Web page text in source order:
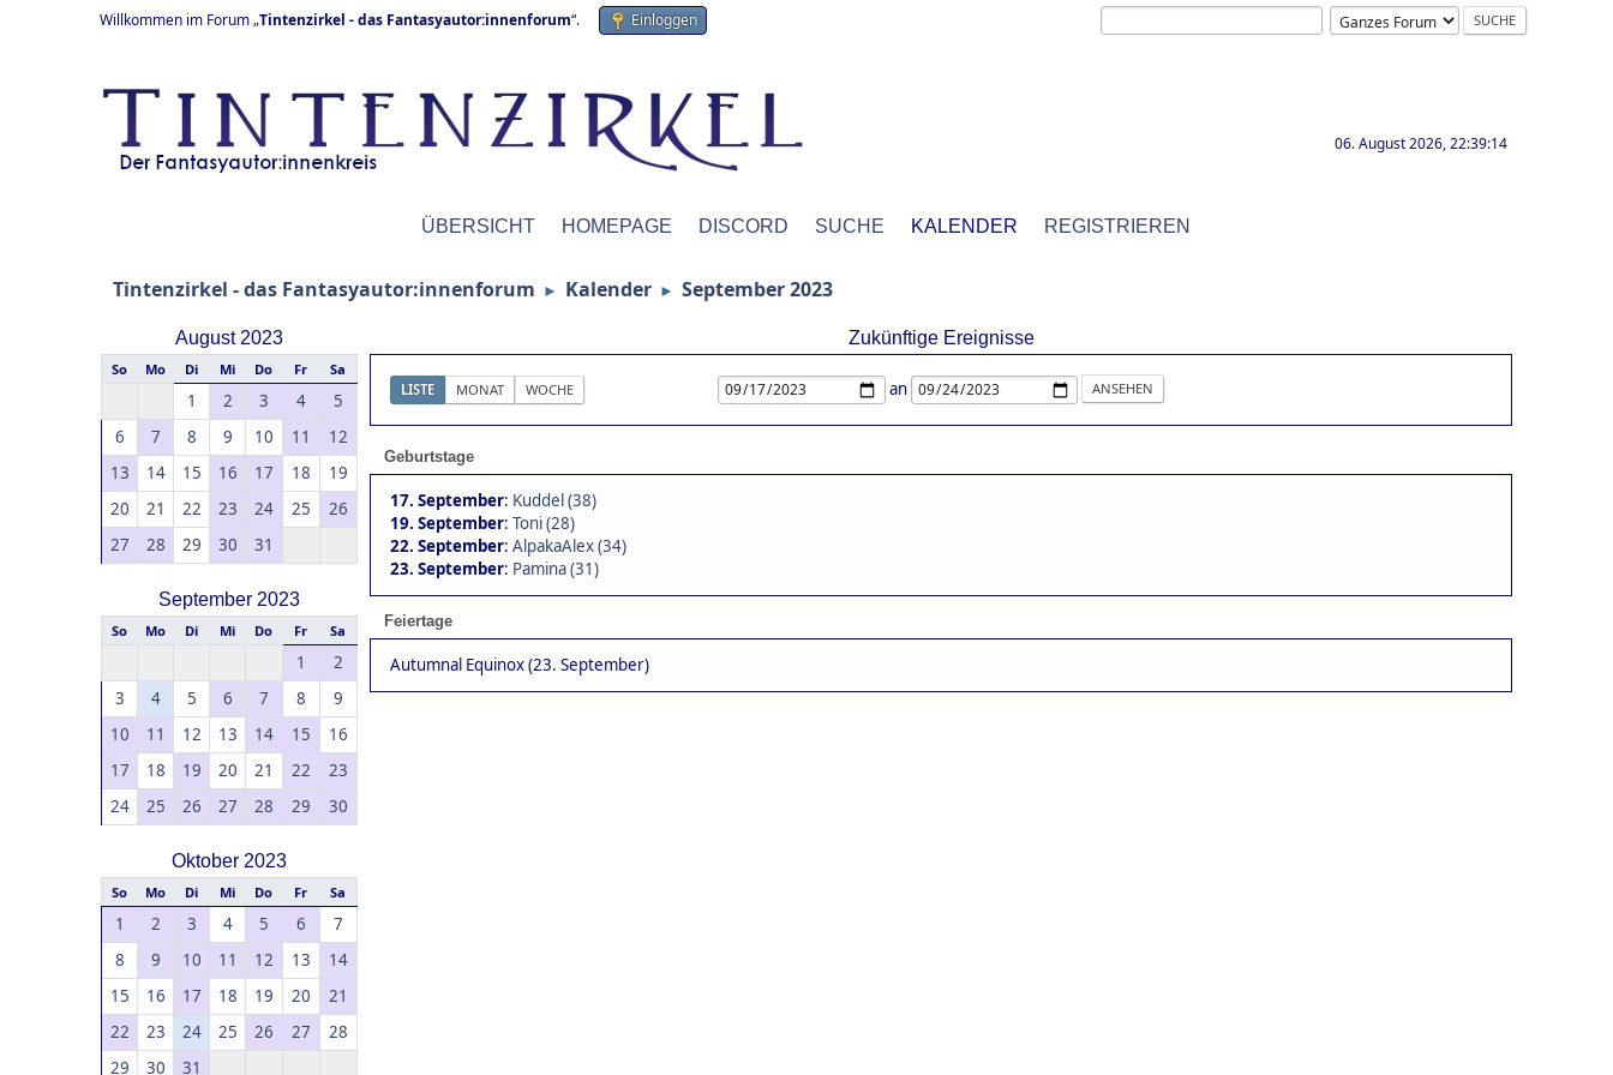
Willkommen im Forum „Tintenzirkel - das Fantasyautor:innenforum“. Einloggen
06. August 2026, 22:39:14
ÜBERSICHT HOMEPAGE DISCORD SUCHE KALENDER REGISTRIEREN
Tintenzirkel - das Fantasyautor:innenforum ► Kalender ► September 2023
August 2023
So Mo Di Mi Do Fr Sa
1 2 3 4
5
6
7 8 9 10 11
12
13
14 15 16 17 18
19
20
21 22 23 24 25
26
27
28 29 30 31
September 2023
So Mo Di Mi Do Fr Sa
1
2
3
4 5 6 7 8
9
10
11 12 13 14 15
16
17
18 19 20 21 22
23
24
25 26 27 28 29 30
Oktober 2023
So Mo Di Mi Do Fr Sa
1 2 3 4 5 6
7
8
9 10 11 12 13
14
15
16 17 18 19 20
21
22
23 24 25 26 27
28
29
30 31
Zukünftige Ereignisse
LISTE MONAT WOCHE an
Geburtstage
17. September: Kuddel (38)
19. September: Toni (28)
22. September: AlpakaAlex (34)
23. September: Pamina (31)
Feiertage
Autumnal Equinox (23. September)